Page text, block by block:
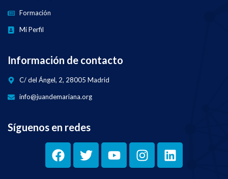
Formación
Mi Perfil
Información de contacto
C/ del Ángel, 2, 28005 Madrid
info@juandemariana.org
Síguenos en redes